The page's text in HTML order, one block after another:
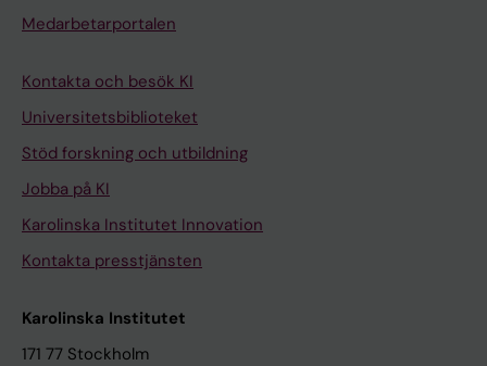
Medarbetarportalen
Kontakta och besök KI
Universitetsbiblioteket
Stöd forskning och utbildning
Jobba på KI
Karolinska Institutet Innovation
Kontakta presstjänsten
Karolinska Institutet
171 77 Stockholm